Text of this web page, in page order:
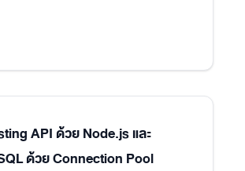
API ด้วย Node.js และ
ด้วย Connection Pool